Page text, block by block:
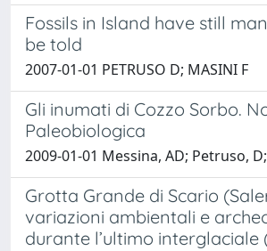
Fossils in Island have still
be told
2007-01-01 PETRUSO D; MASINI F
Gli inumati di Cozzo Sorbo.
Paleobiologica
2009-01-01 Messina, AD; Petruso,
Grotta Grande di Scario
variazioni ambientali e
durante l’ultimo interglaciale